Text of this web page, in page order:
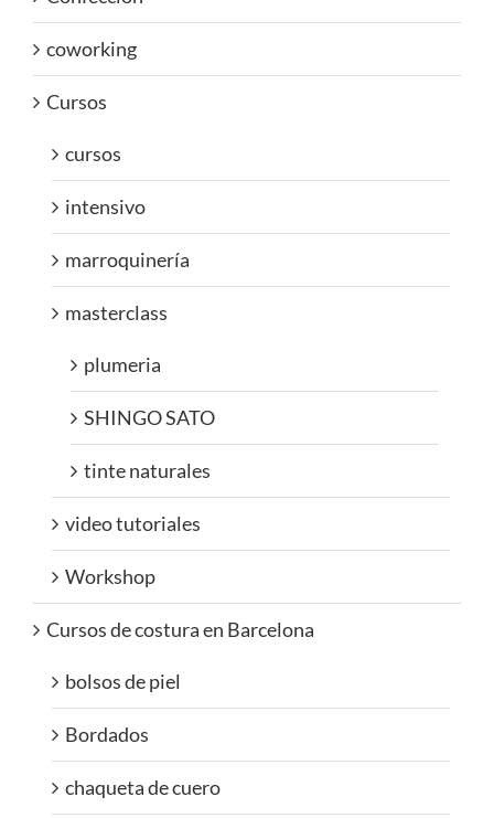
coworking
Cursos
cursos
intensivo
marroquinería
masterclass
plumeria
SHINGO SATO
tinte naturales
video tutoriales
Workshop
Cursos de costura en Barcelona
bolsos de piel
Bordados
chaqueta de cuero